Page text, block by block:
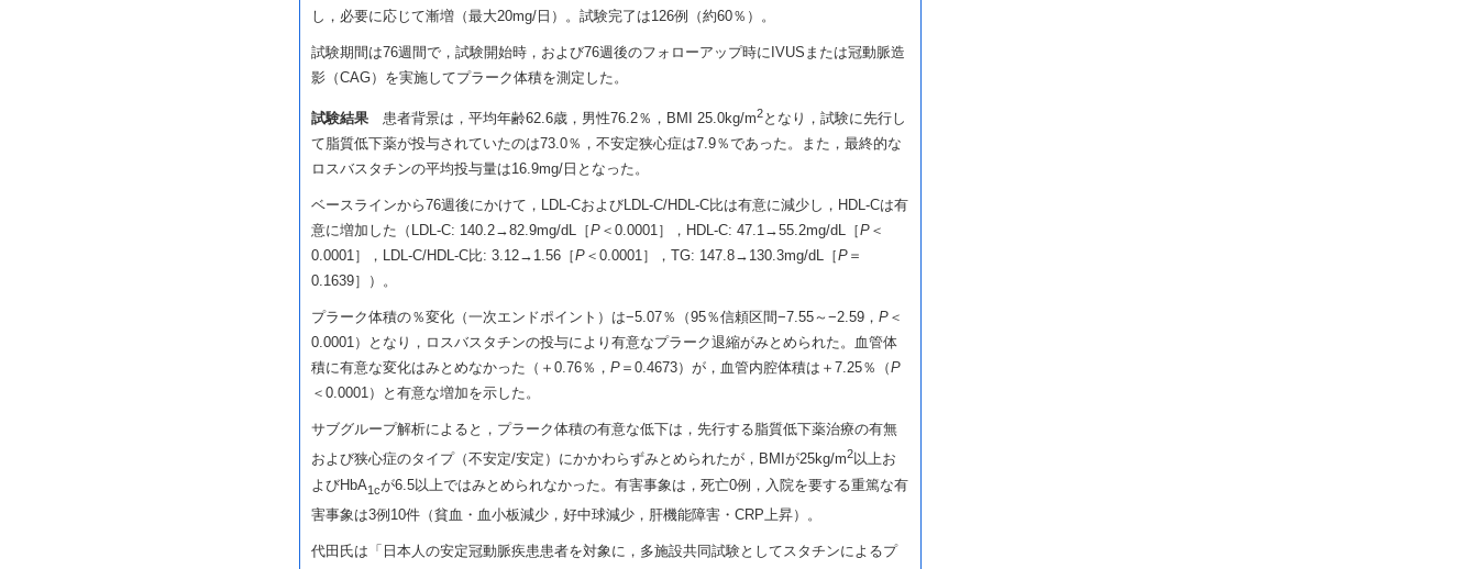
し，必要に応じて漸増（最大20mg/日）。試験完了は126例（約60％）。
試験期間は76週間で，試験開始時，および76週後のフォローアップ時にIVUSまたは冠動脈造
影（CAG）を実施してプラーク体積を測定した。
試験結果 患者背景は，平均年齢62.6歳，男性76.2％，BMI 25.0kg/m2となり，試験に先行し
て脂質低下薬が投与されていたのは73.0％，不安定狭心症は7.9％であった。また，最終的な
ロスバスタチンの平均投与量は16.9mg/日となった。
ベースラインから76週後にかけて，LDL-CおよびLDL-C/HDL-C比は有意に減少し，HDL-Cは有
意に増加した（LDL-C: 140.2→82.9mg/dL［P ＜0.0001］，HDL-C: 47.1→55.2mg/dL［P ＜
0.0001］，LDL-C/HDL-C比: 3.12→1.56［P ＜0.0001］，TG: 147.8→130.3mg/dL［P ＝
0.1639］）。
プラーク体積の％変化（一次エンドポイント）は−5.07％（95％信頼区間−7.55～−2.59， P ＜
0.0001）となり，ロスバスタチンの投与により有意なプラーク退縮がみとめられた。血管体
積に有意な変化はみとめなかった（＋0.76％， P ＝0.4673）が，血管内腔体積は＋7.25％（P
＜0.0001）と有意な増加を示した。
サブグループ解析によると，プラーク体積の有意な低下は，先行する脂質低下薬治療の有無
および狭心症のタイプ（不安定/安定）にかかわらずみとめられたが，BMIが25kg/m2以上お
よびHbA1cが6.5以上ではみとめられなかった。有害事象は，死亡0例，入院を要する重篤な有
害事象は3例10件（貧血・血小板減少，好中球減少，肝機能障害・CRP上昇）。
代田氏は「日本人の安定冠動脈疾患患者を対象に，多施設共同試験としてスタチンによるプ